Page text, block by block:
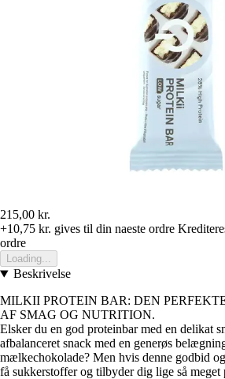
215,00 kr.
+10,75 kr. gives til din naeste ordre
ordre
Loading...
Beskrivelse
MILKII PROTEIN BAR: DEN
AF SMAG OG NUTRITION.
Elsker du en god proteinbar med en delikat
afbalanceret snack med en generøs
mælkechokolade? Men hvis denne godbid
få sukkerstoffer og tilbyder dig lige så meget